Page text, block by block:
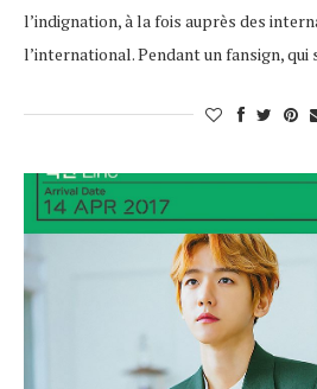
l’indignation, à la fois auprès des
l’international. Pendant un fansign, qui